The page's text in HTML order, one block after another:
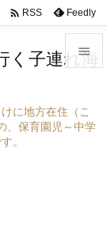


 RSS Feedly
く子連れ海
に地方在住（こ
、保育園児～中学
。